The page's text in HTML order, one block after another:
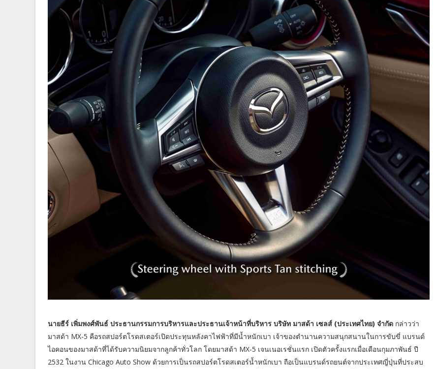
นายธีร์ เพิ่มพงศ์พันธ์ ประธานกรรมการบริหารและประธานเจ้าหน้าที่บริหาร บริษัท มาสด้า เซลส์ (ประเทศไทย) จำกัด กล่าวว่า
มาสด้า MX-5 คือรถสปอร์ตโรดสเตอร์เปิดประทุนหลังคาไฟฟ้าที่มีน้ำหนักเบา เจ้าของตำนานความสนุกสนานในการขับขี่ แบรนด์
ไอคอนของมาสด้าที่ได้รับความนิยมจากลูกค้าทั่วโลก โดยมาสด้า MX-5 เจนเนอเรชั่นแรก เปิดตัวครั้งแรกเมื่อเดือนกุมภาพันธ์ ปี
2532 ในงาน Chicago Auto Show ด้วยการเป็นรถสปอร์ตโรดสเตอร์น้ำหนักเบา ถือเป็นแบรนด์รถยนต์จากประเทศญี่ปุ่นที่ประสบ